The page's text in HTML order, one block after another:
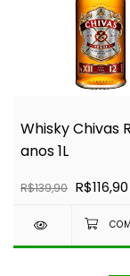
Whisky Chivas
anos 1L
R$139,90 R$116,90